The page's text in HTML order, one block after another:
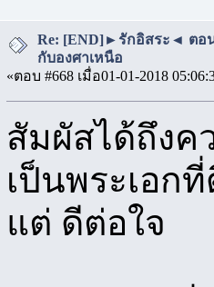
Re: [END]►รักอิสระ◄ ตอ
กับองศาเหนือ
«ตอบ #668 เมื่อ01-01-2018
สัมผัสได้ถึงค
เป็นพระเอก
แต่ ดีต่อใจ